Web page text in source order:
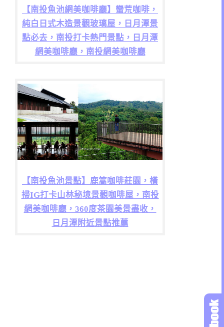
【南投魚池網美咖啡廳】蠻荒咖啡，
純白日式木造景觀玻璃屋，日月潭景
點必去，南投打卡熱門景點，日月潭
網美咖啡廳，南投網美咖啡廳
【南投魚池景點】鹿篙咖啡莊園，橫
掃IG打卡山林秘境景觀咖啡屋，南投
網美咖啡廳，360度茶園美景盡收，
日月潭附近景點推薦